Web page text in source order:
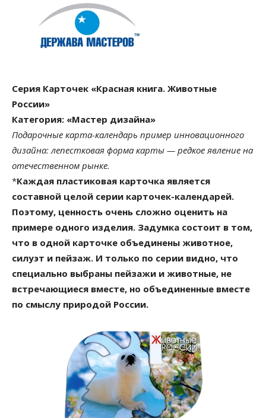
Серия Карточек «Красная книга. Животные
России»
Категория: «Мастер дизайна»
Подарочные карта-календарь пример инновационного
дизайна: лепестковая форма карты — редкое явление на
отечественном рынке.
*Каждая пластиковая карточка является
составной целой серии карточек-календарей.
Поэтому, ценность очень сложно оценить на
примере одного изделия. Задумка состоит в том,
что в одной карточке объединены животное,
силуэт и пейзаж. И только по серии видно, что
специально выбраны пейзажи и животные, не
встречающиеся вместе, но объединенные вместе
по смыслу природой России.